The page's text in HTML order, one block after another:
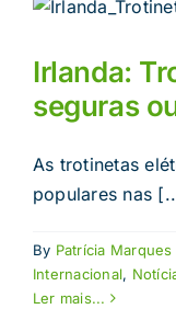
Irlanda:
seguras
As trotinetas
populares nas
By Patrícia Marques
Internacional,
Ler mais...